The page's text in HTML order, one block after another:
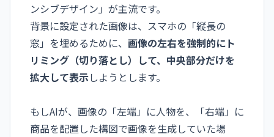
ンシブデザイン」が主流です。
背景に設定された画像は、スマホの「縦長の
窓」を埋めるために、 画像の左右を強制的にト
リミング（切り落とし）して、中央部分だけを
拡大して表示しようとします。
もしAIが、画像の「左端」に人物を、「右端」に
商品を配置した構図で画像を生成していた場